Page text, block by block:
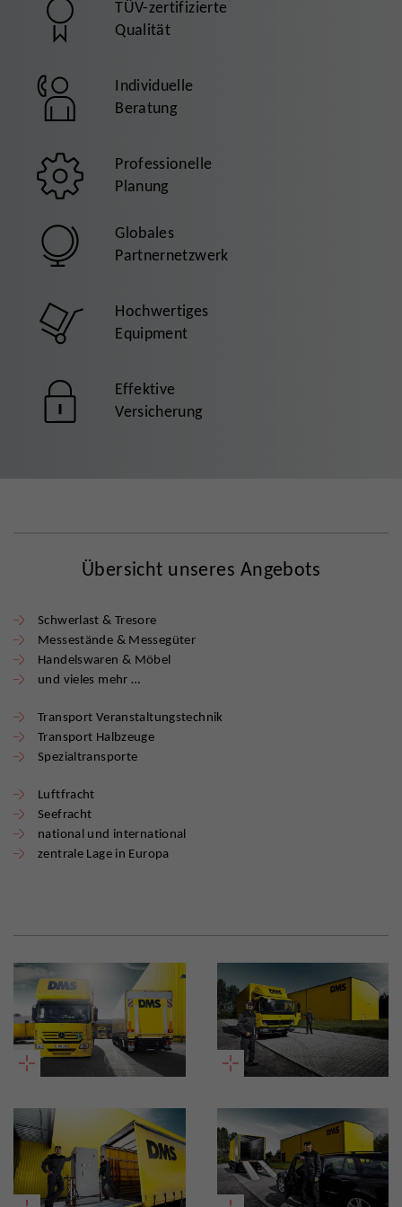
TÜV-zertifizierte
Qualität
Individuelle
Beratung
Professionelle
Planung
Globales
Partnernetzwerk
Hochwertiges
Equipment
Effektive
Versicherung
Übersicht unseres Angebots
Schwerlast & Tresore
Messestände & Messegüter
Handelswaren & Möbel
und vieles mehr …
Transport Veranstaltungstechnik
Transport Halbzeuge
Spezialtransporte
Luftfracht
Seefracht
national und international
zentrale Lage in Europa